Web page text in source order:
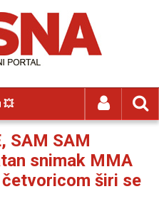
💥
SAM SAM
snimak MMA
četvoricom širi se